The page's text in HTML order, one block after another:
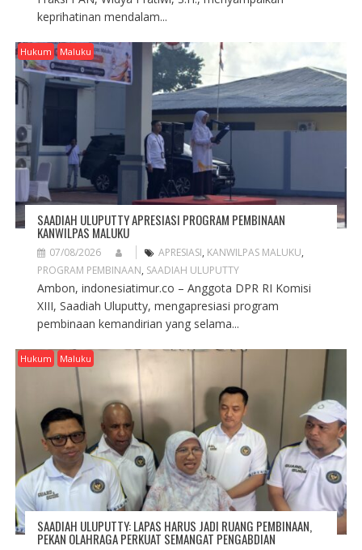
keprihatinan mendalam...
Hukum Maluku
SAADIAH ULUPUTTY APRESIASI PROGRAM PEMBINAAN
KANWILPAS MALUKU
07/08/2026 APRESIASI, KANWILPAS MALUKU,
PROGRAM PEMBINAAN, SAADIAH ULUPUTTY
Ambon, indonesiatimur.co – Anggota DPR RI Komisi
XIII, Saadiah Uluputty, mengapresiasi program
pembinaan kemandirian yang selama...
Hukum Maluku
SAADIAH ULUPUTTY: LAPAS HARUS JADI RUANG PEMBINAAN,
PEKAN OLAHRAGA PERKUAT SEMANGAT PENGABDIAN